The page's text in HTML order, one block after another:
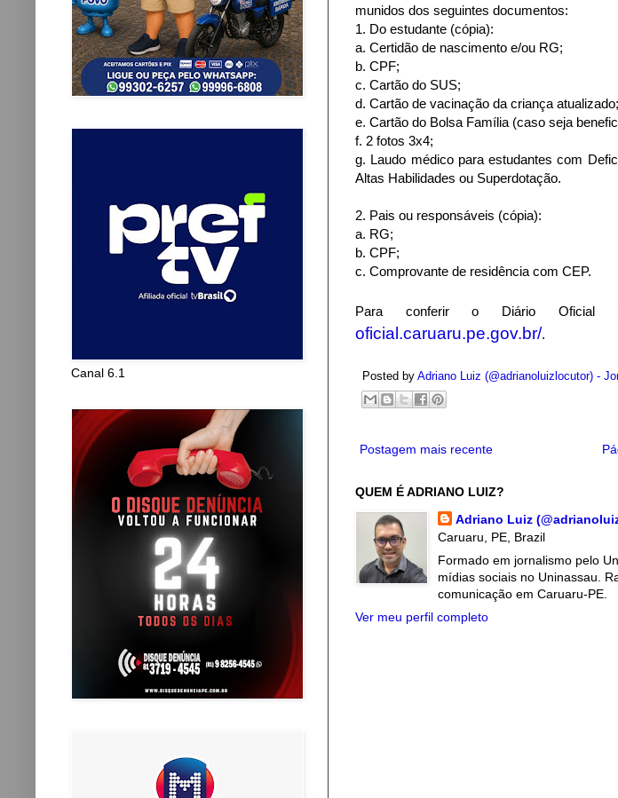
munidos dos seguintes documentos:
1. Do estudante (cópia):
a. Certidão de nascimento e/ou RG;
b. CPF;
c. Cartão do SUS;
d. Cartão de vacinação da criança atualizado;
e. Cartão do Bolsa Família (caso seja
f. 2 fotos 3x4;
g. Laudo médico para estudantes com
Altas Habilidades ou Superdotação.
2. Pais ou responsáveis (cópia):
a. RG;
b. CPF;
c. Comprovante de residência com CEP.
Para conferir o Diário
oficial.caruaru.pe.gov.br/.
Posted by Adriano Luiz (@adrianoluizlocutor) -
Postagem mais recente
QUEM É ADRIANO LUIZ?
Adriano Luiz
Caruaru, PE, Brazil
Formado em jornalismo pelo
mídias sociais no Uninassau.
comunicação em Caruaru-PE.
Ver meu perfil completo
Canal 6.1